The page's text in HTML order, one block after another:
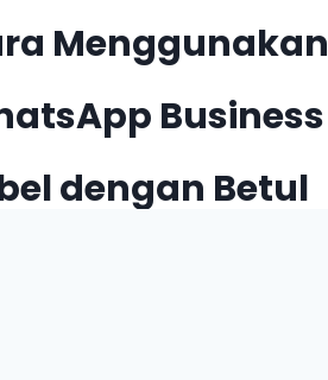
Menggunakan
Business
dengan Betul